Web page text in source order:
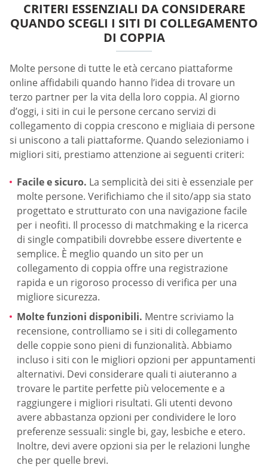
CRITERI ESSENZIALI DA CONSIDERARE
QUANDO SCEGLI I SITI DI COLLEGAMENTO
DI COPPIA
Molte persone di tutte le età cercano piattaforme
online affidabili quando hanno l’idea di trovare un
terzo partner per la vita della loro coppia. Al giorno
d’oggi, i siti in cui le persone cercano servizi di
collegamento di coppia crescono e migliaia di persone
si uniscono a tali piattaforme. Quando selezioniamo i
migliori siti, prestiamo attenzione ai seguenti criteri:
Facile e sicuro. La semplicità dei siti è essenziale per
molte persone. Verifichiamo che il sito/app sia stato
progettato e strutturato con una navigazione facile
per i neofiti. Il processo di matchmaking e la ricerca
di single compatibili dovrebbe essere divertente e
semplice. È meglio quando un sito per un
collegamento di coppia offre una registrazione
rapida e un rigoroso processo di verifica per una
migliore sicurezza.
Molte funzioni disponibili. Mentre scriviamo la
recensione, controlliamo se i siti di collegamento
delle coppie sono pieni di funzionalità. Abbiamo
incluso i siti con le migliori opzioni per appuntamenti
alternativi. Devi considerare quali ti aiuteranno a
trovare le partite perfette più velocemente e a
raggiungere i migliori risultati. Gli utenti devono
avere abbastanza opzioni per condividere le loro
preferenze sessuali: single bi, gay, lesbiche e etero.
Inoltre, devi avere opzioni sia per le relazioni lunghe
che per quelle brevi.